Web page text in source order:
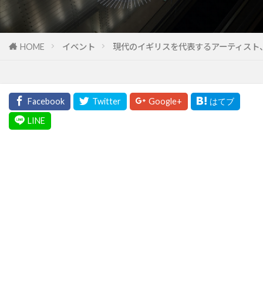
HOME イベント 現代のイギリスを代表するアーティス